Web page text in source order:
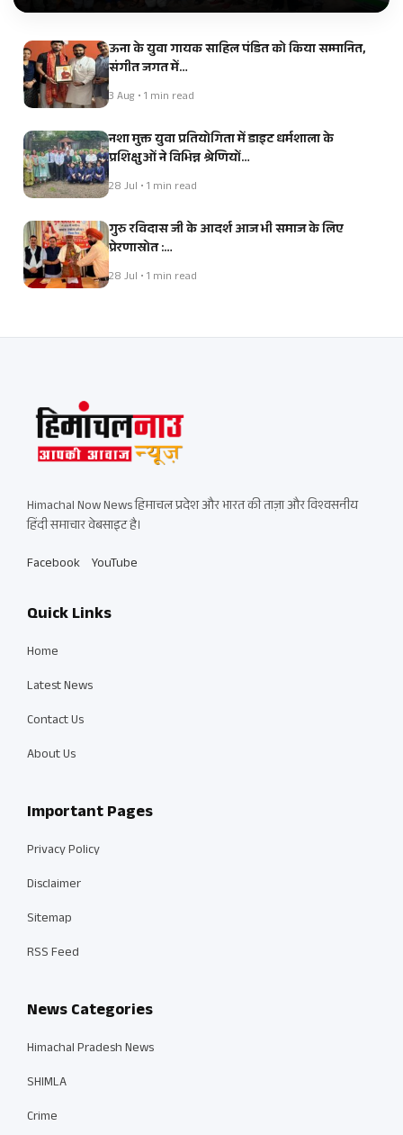
ऊना के युवा गायक साहिल पंडित को किया सम्मानित,
संगीत जगत में…
3 Aug • 1 min read
नशा मुक्त युवा प्रतियोगिता में डाइट धर्मशाला के
प्रशिक्षुओं ने विभिन्न श्रेणियों…
28 Jul • 1 min read
गुरु रविदास जी के आदर्श आज भी समाज के लिए
प्रेरणास्रोत :…
28 Jul • 1 min read
Himachal Now News हिमाचल प्रदेश और भारत की ताज़ा और विश्वसनीय
हिंदी समाचार वेबसाइट है।
Facebook YouTube
Quick Links
Home
Latest News
Contact Us
About Us
Important Pages
Privacy Policy
Disclaimer
Sitemap
RSS Feed
News Categories
Himachal Pradesh News
SHIMLA
Crime